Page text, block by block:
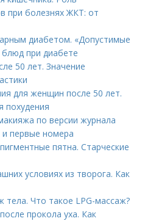
при болезнях ЖКТ: от
диабетом. «Допустимые
блюд при диабете
50 лет. Значение
для женщин после 50 лет.
похудения
по версии журнала
первые номера
пятна. Старческие
условиях из творога. Как
Что такое LPG-массаж?
прокола уха. Как